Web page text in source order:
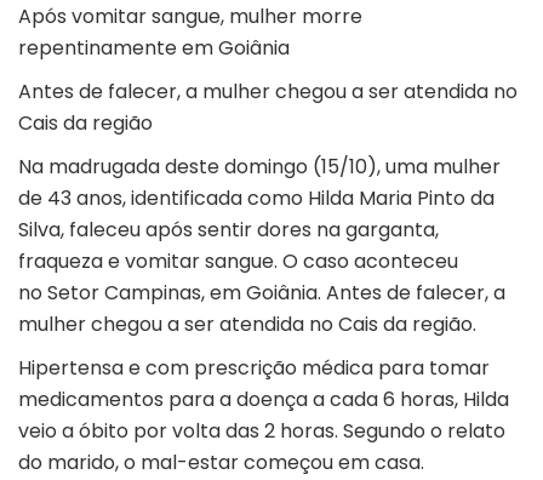
Após vomitar sangue, mulher morre
repentinamente em Goiânia
Antes de falecer, a mulher chegou a ser atendida no
Cais da região
Na madrugada deste domingo (15/10), uma mulher
de 43 anos, identificada como Hilda Maria Pinto da
Silva, faleceu após sentir dores na garganta,
fraqueza e vomitar sangue. O caso aconteceu
no Setor Campinas, em Goiânia. Antes de falecer, a
mulher chegou a ser atendida no Cais da região.
Hipertensa e com prescrição médica para tomar
medicamentos para a doença a cada 6 horas, Hilda
veio a óbito por volta das 2 horas. Segundo o relato
do marido, o mal-estar começou em casa.